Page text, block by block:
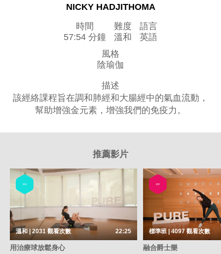
NICKY HADJITHOMA
時間
57:54 分鐘
難度
溫和
語言
英語
風格
陰瑜伽
描述
該經絡課程旨在調和肺經和大腸經中的氣血流動，
幫助增強金元素，增強我們的免疫力。
推薦影片
瑜伽
溫和 | 2031 觀看次數 22:25
用治療球放鬆身心
健身
標準班 | 4097觀看次數
融合爵士樂